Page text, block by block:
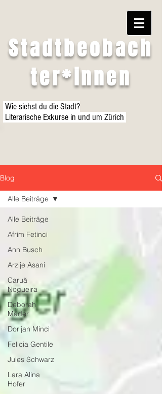
Stadtbeobach
ter*innen
Wie siehst du die Stadt?
Literarische Exkurse in und um Zürich
Blog
Alle Beiträge
Afrim Fetinci
Ann Busch
Arzije Asani
Caruã
Nogueira
Deborah
Mäder
Dorijan Minci
Felicia Gentile
Jules Schwarz
Lara Alina
Hofer
Alle Beiträge